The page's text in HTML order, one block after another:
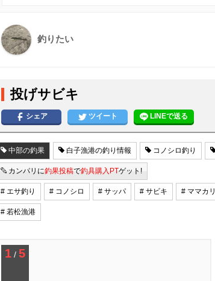
釣りたい
投げサビキ
シェア ツイート LINEで送る
中部の釣果 白子漁港の釣り情報 コノシロ釣り
カンパリに釣果投稿で釣具購入PTゲット!
# エサ釣り # コノシロ # サッパ # サビキ # ママカリ
# 若松漁港
1 / 5